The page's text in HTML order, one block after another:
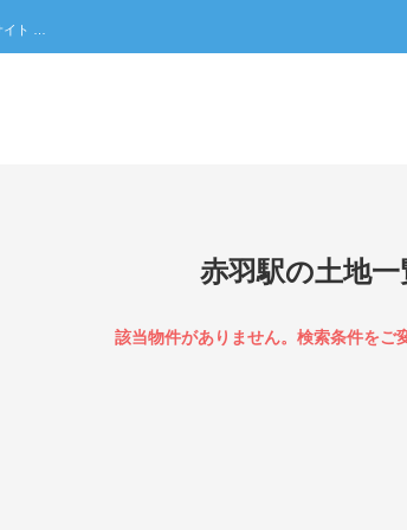
赤羽駅の土地一
該当物件がありません。検索条件をご